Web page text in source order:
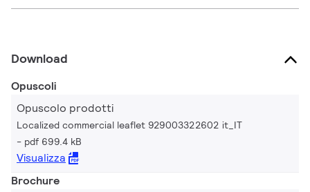
Download
Opuscoli
Opuscolo prodotti
Localized commercial leaflet 929003322602 it_IT
pdf 699.4 kB
Visualizza
Brochure